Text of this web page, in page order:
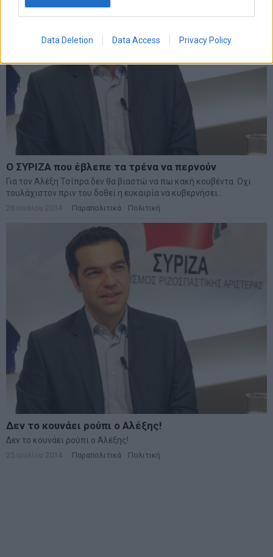
Data Deletion Data Access Privacy Policy
Ο ΣΥΡΙΖΑ που έβλεπε τα τρένα να περνούν
Για τον Αλέξη Τσίπρα δεν θα βιαστώ να πω κακή κουβέντα. Οχι
τουλάχιστον πριν του δοθεί η ευκαιρία να κυβερνήσει...
28 Ιουλίου 2014 Παραπολιτικά Πολιτική
Δεν το κουνάει ρούπι ο Αλέξης!
Δεν το κουνάει ρούπι ο Αλέξης!
25 Ιουλίου 2014 Παραπολιτικά Πολιτική